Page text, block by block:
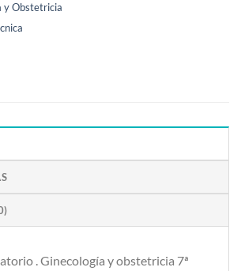
y Obstetricia
. Ginecología y obstetricia 7ª